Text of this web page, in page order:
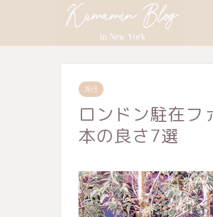
旅行
ロンドン駐在フ
本の良さ7選